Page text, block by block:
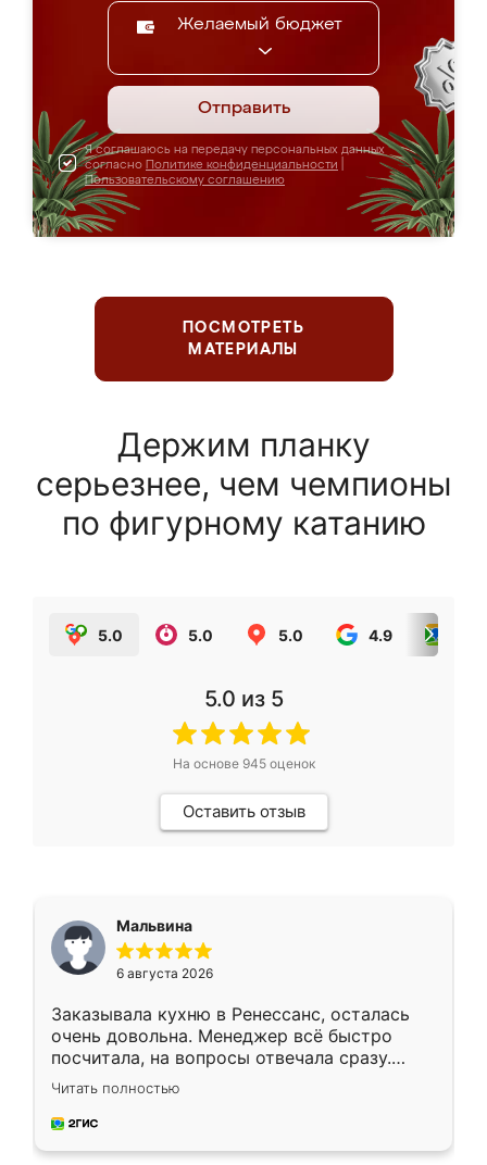
Желаемый бюджет
Отправить
Я соглашаюсь на передачу персональных данных
согласно Политике конфиденциальности
Пользовательскому соглашению
ПОСМОТРЕТЬ
МАТЕРИАЛЫ
Держим планку
серьезнее, чем чемпионы
по фигурному катанию
5.0 5.0 5.0 4.9
5.0 из 5
На основе 945оценок
Оставить отзыв
Мальвина
6 августа 2026
Заказывала кухню в Ренессанс, осталась
очень довольна. Менеджер всё быстро
посчитала, на вопросы отвечала сразу.
Замерщик приехал в субботу, подошёл к
делу со всей ответственностью. Собрали
за день, ребята работали аккуратно, даже
Читать полностью